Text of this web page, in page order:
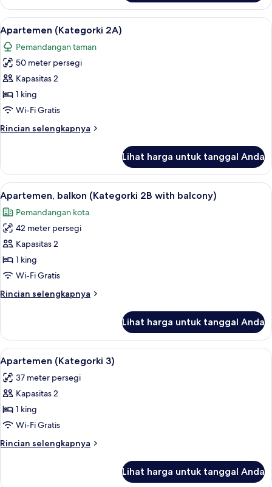
Apartemen,
balkon
(Kategorki
Lihat
semua
foto
untuk
Apartemen
(Kategorki
2A)
Apartemen (Kategorki 2A) | Seprai
9
Apartemen (Kategorki 2A)
Pemandangan taman
50 meter persegi
Kapasitas 2
1 king
Wi-Fi Gratis
Rincian selengkapnya
Rincian
Apartemen
(Kategorki
2A)
Lihat harga untuk tanggal Anda
Lihat
semua
foto
untuk
Apartemen,
balkon
(Kategorki
with
12
Apartemen, balkon (Kategorki 2B with balcony)
Pemandangan kota
42 meter persegi
Kapasitas 2
1 king
Wi-Fi Gratis
Rincian selengkapnya
Rincian
Apartemen,
balkon
(Kategorki
2B
with
balcony)
Lihat harga untuk tanggal Anda
Lihat
semua
foto
untuk
Apartemen
(Kategorki
3)
Apartemen (Kategorki 3) | Seprai
11
Apartemen (Kategorki 3)
37 meter persegi
Kapasitas 2
1 king
Wi-Fi Gratis
Rincian selengkapnya
Rincian
Lihat harga untuk tanggal Anda